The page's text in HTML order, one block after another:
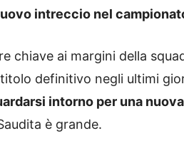
intreccio nel
chiave ai margini della
definitivo negli ultimi
intorno per una
è grande.